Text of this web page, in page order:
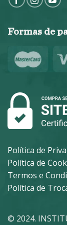
Formas de
© 2024.
Política de
Política de
Termos e
Política de